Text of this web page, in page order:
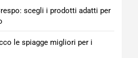
scegli i prodotti adatti per
le spiagge migliori per i